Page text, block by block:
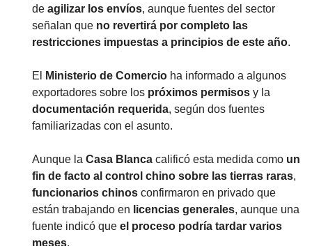
de agilizar los envíos, aunque fuentes del sector
señalan que no revertirá por completo las
restricciones impuestas a principios de este año.
El Ministerio de Comercio ha informado a algunos
exportadores sobre los próximos permisos
documentación requerida, según dos fuentes
familiarizadas con el asunto.
Aunque la Casa Blanca calificó esta medida como un
fin de facto al control chino sobre las tierras raras
funcionarios chinos confirmaron en privado que
están trabajando en licencias generales, aunque una
fuente indicó que el proceso podría tardar varios
meses.